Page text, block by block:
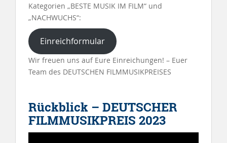
Kategorien „BESTE MUSIK IM FILM“ und
„NACHWUCHS“:
Einreichformular
Wir freuen uns auf Eure Einreichungen! – Euer
Team des DEUTSCHEN FILMMUSIKPREISES
Rückblick – DEUTSCHER
FILMMUSIKPREIS 2023